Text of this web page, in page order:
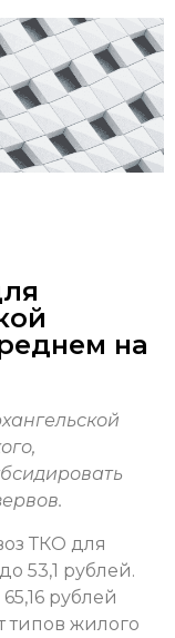
на
ТКО для
53,1 рублей.
рублей
типов жилого